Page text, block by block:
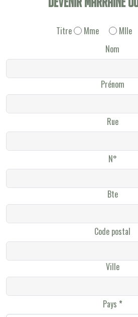
Titre Mme Mlle
Nom
Prénom
Rue
N°
Bte
Code postal
Ville
Pays